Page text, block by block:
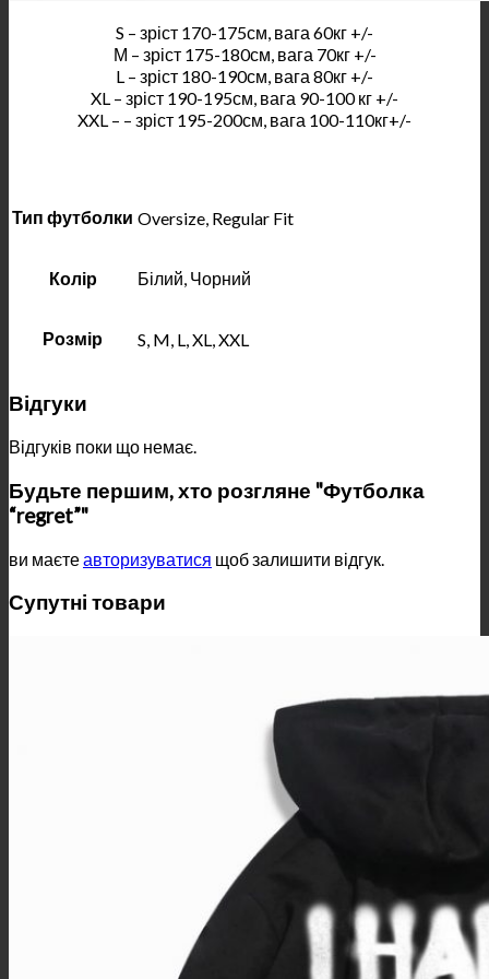
S – зріст 170-175см, вага 60кг +/-
М – зріст 175-180см, вага 70кг +/-
L – зріст 180-190см, вага 80кг +/-
XL – зріст 190-195см, вага 90-100 кг +/-
XXL – – зріст 195-200см, вага 100-110кг+/-
Тип футболки Oversize, Regular Fit
Колір Білий, Чорний
Розмір S, M, L, XL, XXL
Відгуки
Відгуків поки що немає.
Будьте першим, хто розгляне "Футболка
“regret”"
ви маєтеавторизуватися щоб залишити відгук.
Супутні товари